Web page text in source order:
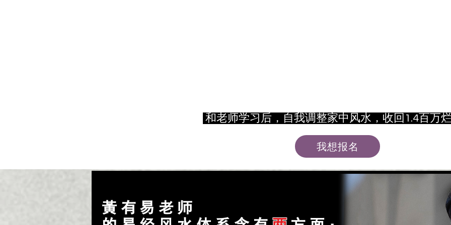
和老师学习后，自我调整家中风水，收回1.4百万
我想报名
黃有易老师